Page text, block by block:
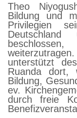
Theo
Bildung und
Privilegien
unterstützt
Ruanda dort,
Bildung,
ev.
durch freie